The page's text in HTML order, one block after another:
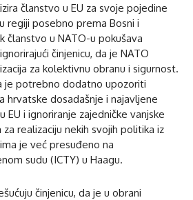
članstvo u EU za svoje pojedine
regiji posebno prema Bosni i
članstvo u NATO-u pokušava
činjenicu, da je NATO
za kolektivnu obranu i sigurnost.
je potrebno dodatno upozoriti
hrvatske dosadašnje i najavljene
i ignoriranje zajedničke vanjske
realizaciju nekih svojih politika iz
je već presuđeno na
sudu (ICTY) u Haagu.
činjenicu, da je u obrani